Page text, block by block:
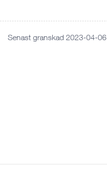
Senast granskad 2023-04-06